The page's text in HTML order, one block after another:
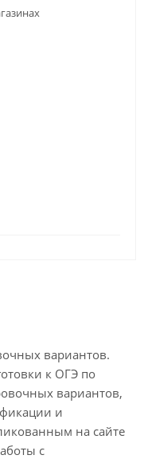
вариантов.
к ОГЭ по
вариантов,
и
на сайте
с